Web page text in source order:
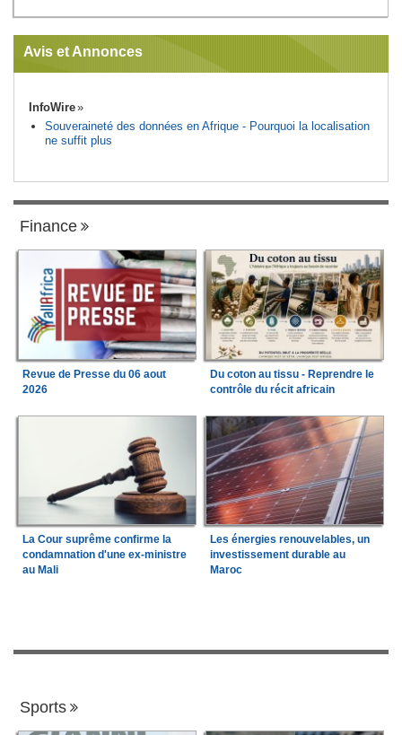
Avis et Annonces
InfoWire
Souveraineté des données en Afrique - Pourquoi la localisation
ne suffit plus
Finance
Revue de Presse du 06 aout
2026
Du coton au tissu - Reprendre le
contrôle du récit africain
La Cour suprême confirme la
condamnation d'une ex-ministre
au Mali
Les énergies renouvelables, un
investissement durable au
Maroc
Sports